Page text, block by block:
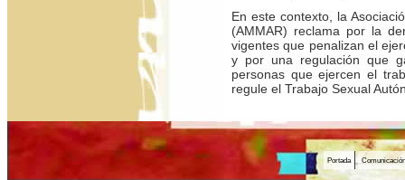
En este contexto, la
(AMMAR) reclama por la
vigentes que penalizan el
y por una regulación que
personas que ejercen el
regule el Trabajo Sexual
Portada Comunicación